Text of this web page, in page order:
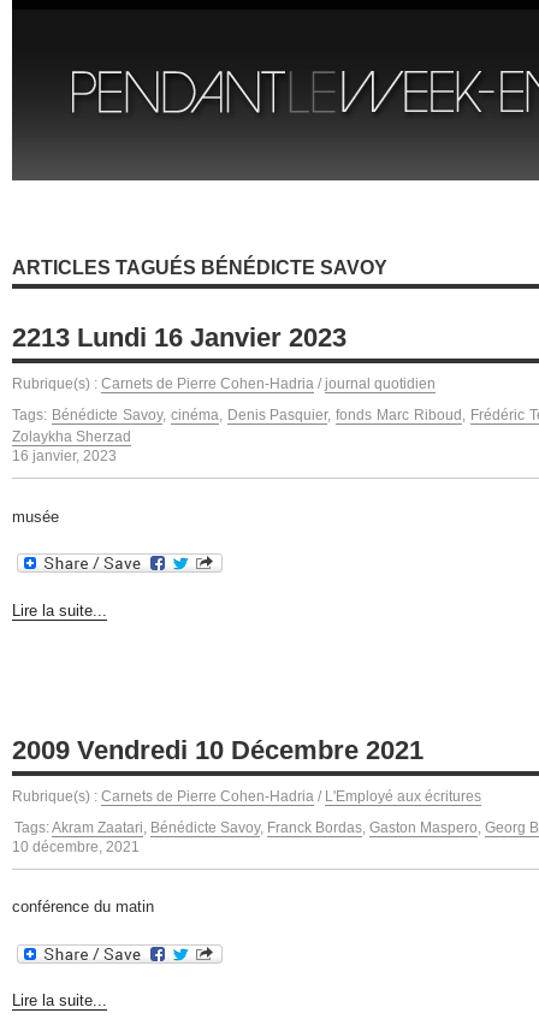
ARTICLES TAGUÉS BÉNÉDICTE SAVOY
2213 Lundi 16 Janvier 2023
Rubrique(s) : Carnets de Pierre Cohen-Hadria / journal quotidien
Tags: Bénédicte Savoy, cinéma, Denis Pasquier,fonds Marc Riboud , Frédéric
Zolaykha Sherzad
16 janvier, 2023
musée
Lire la suite...
2009 Vendredi 10 Décembre 2021
Rubrique(s) : Carnets de Pierre Cohen-Hadria / L'Employé aux écritures
Tags:Akram Zaatari Bénédicte Savoy, Franck Bordas Gaston Maspero Georg
10 décembre, 2021
conférence du matin
Lire la suite...